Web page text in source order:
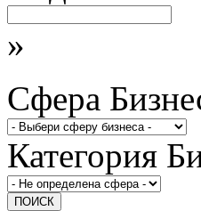
»
Сфера
Категория
ПОИСК